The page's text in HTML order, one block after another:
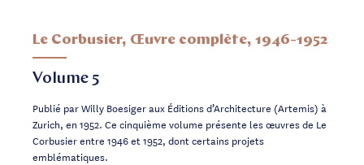
Le Corbusier, Œuvre complète, 1946-1952
Volume 5
Publié par Willy Boesiger aux Éditions d’Architecture (Artemis) à
Zurich, en 1952. Ce cinquième volume présente les œuvres de Le
Corbusier entre 1946 et 1952, dont certains projets
emblématiques.